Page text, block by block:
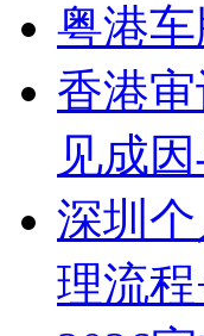
粤港
香港
见成
深圳
理流